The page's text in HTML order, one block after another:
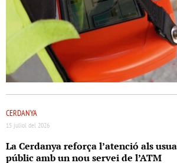
CERDANYA
15 juliol del 2026
La Cerdanya reforça l’atenció als
públic amb un nou servei de l’ATM